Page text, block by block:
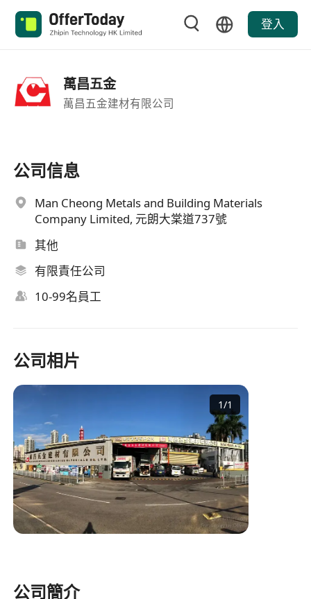
登入
萬昌五金
萬昌五金建材有限公司
公司信息
Man Cheong Metals and Building Materials
Company Limited, 元朗大棠道737號
其他
有限責任公司
10-99名員工
公司相片
1/1
公司簡介